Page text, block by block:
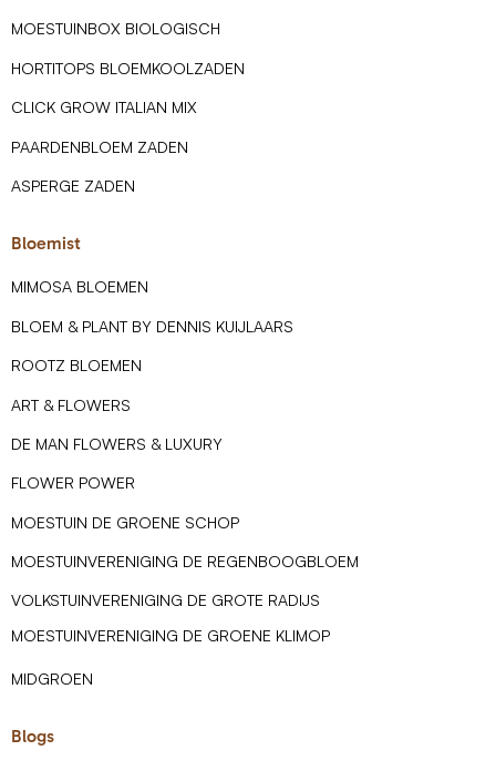
MOESTUINBOX BIOLOGISCH
HORTITOPS BLOEMKOOLZADEN
CLICK GROW ITALIAN MIX
PAARDENBLOEM ZADEN
ASPERGE ZADEN
Bloemist
MIMOSA BLOEMEN
BLOEM & PLANT BY DENNIS KUIJLAARS
ROOTZ BLOEMEN
ART & FLOWERS
DE MAN FLOWERS & LUXURY
FLOWER POWER
MOESTUIN DE GROENE SCHOP
MOESTUINVERENIGING DE REGENBOOGBLOEM
VOLKSTUINVERENIGING DE GROTE RADIJS
MOESTUINVERENIGING DE GROENE KLIMOP
MIDGROEN
Blogs